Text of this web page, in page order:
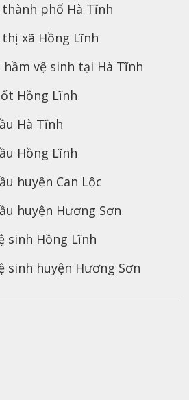
phố Hà Tĩnh
xã Hồng Lĩnh
vệ sinh tại Hà Tĩnh
Hồng Lĩnh
Hà Tĩnh
Hồng Lĩnh
huyện Can Lộc
huyện Hương Sơn
sinh Hồng Lĩnh
sinh huyện Hương Sơn